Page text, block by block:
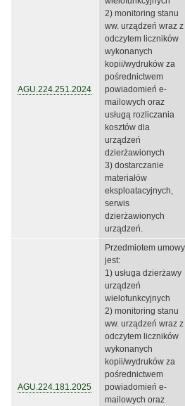
AGU.224.251.2024
2) monitoring stanu
ww. urządzeń wraz z
odczytem liczników
wykonanych
kopii/wydruków za
pośrednictwem
powiadomień e-
mailowych oraz
usługą rozliczania
kosztów dla
urządzeń
dzierżawionych
3) dostarczanie
materiałów
eksploatacyjnych,
serwis
dzierżawionych
urządzeń.
AGU.224.181.2025
Przedmiotem umowy
jest:
1) usługa dzierżawy
urządzeń
wielofunkcyjnych
2) monitoring stanu
ww. urządzeń wraz z
odczytem liczników
wykonanych
kopii/wydruków za
pośrednictwem
powiadomień e-
mailowych oraz